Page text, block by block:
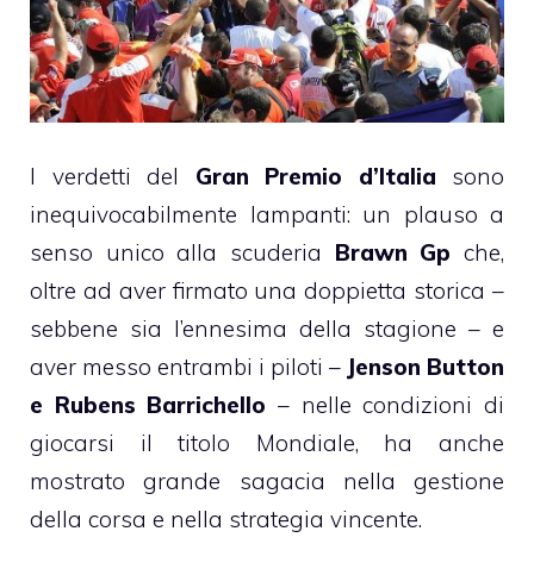
I verdetti del Gran Premio d’Italia sono
inequivocabilmente lampanti: un plauso a
senso unico alla scuderia Brawn Gpche,
oltre ad aver firmato una doppietta storica –
sebbene sia l’ennesima della stagione – e
aver messo entrambi i piloti – Jenson Button
e Rubens Barrichello – nelle condizioni di
giocarsi il titolo Mondiale, ha anche
mostrato grande sagacia nella gestione
della corsa e nella strategia vincente.